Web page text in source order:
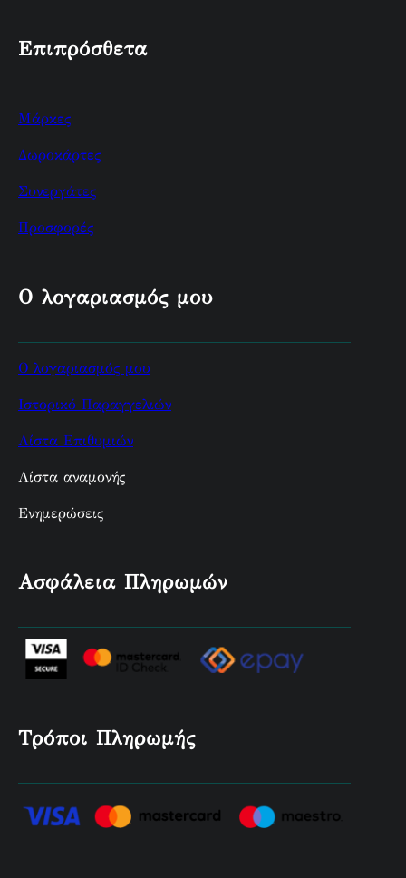
Επιπρόσθετα
Μάρκες
Δωροκάρτες
Συνεργάτες
Προσφορές
Ο λογαριασμός μου
Ο λογαριασμός μου
Ιστορικό Παραγγελιών
Λίστα Επιθυμιών
Λίστα αναμονής
Ενημερώσεις
Ασφάλεια Πληρωμών
Τρόποι Πληρωμής